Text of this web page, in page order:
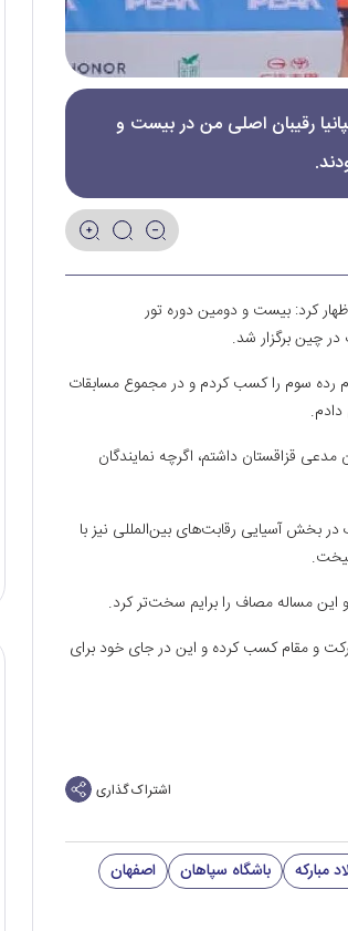
رقیبان اصلی من در بیست‌ و
کرد: بیست‌ و دومین دوره تور
رده سوم را کسب کردم و در مجموع مسابقات
قزاقستان داشتم، اگرچه نمایندگان
بخش آسیایی رقابت‌های بین‌المللی نیز با
و این مساله مصاف را برایم سخت‌تر کرد.
و مقام کسب کرده و این در جای خود برای
اشتراک گذاری
مبارکه باشگاه سپاهان
اصفهان